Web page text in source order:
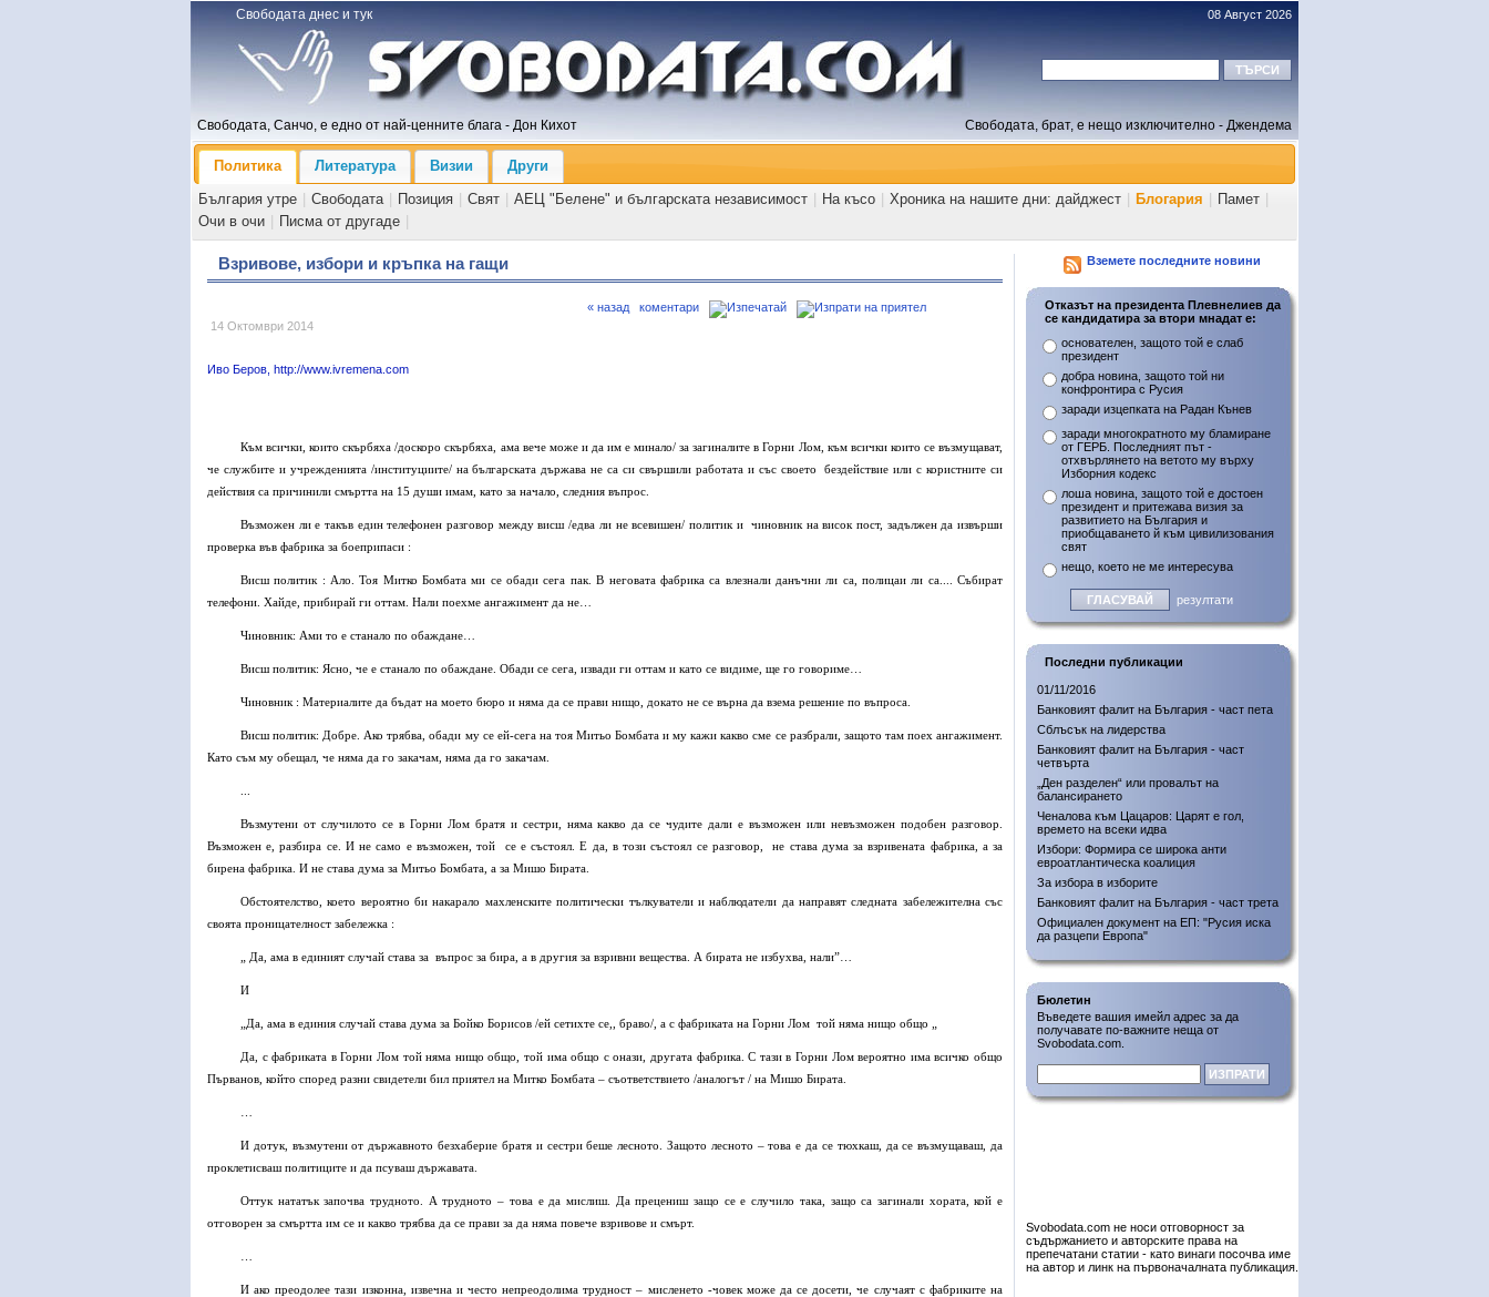
Свободата днес и тук 08 Август 2026
Свободата, Санчо, е едно от най-ценните блага - Дон Кихот Свободата, брат, е нещо изключително - Джендема
Политика Литература Визии
Други
България утре
Свободата Позиция Свят АЕЦ "Белене" и българската независимост На късо Хроника на нашите дни: дайджест Блогария Памет
Очи в очи
Писма от другаде
Взривове, избори и кръпка на гащи
14 Октомври 2014
« назад коментари
Иво Беров, http://www.ivremena.com
Към всички, които скърбяха /доскоро скърбяха, ама вече може и да им е минало/ за загиналите в Горни Лом, към всички които се възмущават,
че службите и учрежденията /институциите/ на българската държава не са си свършили работата и със своето бездействие или с користните си
действия са причинили смъртта на 15 души имам, като за начало, следния въпрос.
Възможен ли е такъв един телефонен разговор между висш /едва ли не всевишен/ политик и чиновник на висок пост, задължен да извърши
проверка във фабрика за боеприпаси :
Висш политик : Ало. Тоя Митко Бомбата ми се обади сега пак. В неговата фабрика са влезнали данъчни ли са, полицаи ли са.... Събират
телефони. Хайде, прибирай ги оттам. Нали поехме ангажимент да не…
Чиновник: Ами то е станало по обаждане…
Висш политик: Ясно, че е станало по обаждане. Обади се сега, извади ги оттам и като се видиме, ще го говориме…
Чиновник : Материалите да бъдат на моето бюро и няма да се прави нищо, докато не се върна да взема решение по въпроса.
Висш политик: Добре. Ако трябва, обади му се ей-сега на тоя Митьо Бомбата и му кажи какво сме се разбрали, защото там поех ангажимент.
Като съм му обещал, че няма да го закачам, няма да го закачам.
Възмутени от случилото се в Горни Лом братя и сестри, няма какво да се чудите дали е възможен или невъзможен подобен разговор.
Възможен е, разбира се. И не само е възможен, той се е състоял. E да, в този състоял се разговор, не става дума за взривената фабрика, а за
бирена фабрика. И не става дума за Митьо Бомбата, а за Мишо Бирата.
Обстоятелство, което вероятно би накарало махленските политически тълкуватели и наблюдатели да направят следната забележителна със
своята проницателност забележка :
„ Да, ама в единият случай става за въпрос за бира, а в другия за взривни вещества. А бирата не избухва, нали”…
И
„Да, ама в единия случай става дума за Бойко Борисов /ей сетихте се,, браво/, а с фабриката на Горни Лом той няма нищо общо „
Да, с фабриката в Горни Лом той няма нищо общо, той има общо с онази, другата фабрика. С тази в Горни Лом вероятно има всичко общо
Първанов, който според разни свидетели бил приятел на Митко Бомбата – съответствието /аналогът / на Мишо Бирата.
И дотук, възмутени от държавното безхаберие братя и сестри беше лесното. Защото лесното – това е да се тюхкаш, да се възмущаваш, да
проклетисваш политиците и да псуваш държавата.
Оттук нататък започва трудното. А трудното – това е да мислиш. Да прецениш защо се е случило така, защо са загинали хората, кой е
отговорен за смъртта им се и какво трябва да се прави за да няма повече взривове и смърт.
И ако преодолее тази изконна, извечна и често непреодолима трудност – мисленето -човек може да се досети, че случаят с фабриките на
Вземете последните новини
Отказът на президента Плевнелиев да
се кандидатира за втори мнадат е:
основателен, защото той е слаб
президент
добра новина, защото той ни
конфронтира с Русия
заради изцепката на Радан Кънев
заради многократното му бламиране
от ГЕРБ. Последният път -
отхвърлянето на ветото му върху
Изборния кодекс
лоша новина, защото той е достоен
президент и притежава визия за
развитието на България и
приобщаването й към цивилизования
свят
нещо, което не ме интересува
резултати
Последни публикации
01/11/2016
Банковият фалит на България - част пета
Сблъсък на лидерства
Банковият фалит на България - част
четвърта
„Ден разделен“ или провалът на
балансирането
Ченалова към Цацаров: Царят е гол,
времето на всеки идва
Избори: Формира се широка анти
евроатлантическа коалиция
За избора в изборите
Банковият фалит на България - част трета
Официален документ на ЕП: "Русия иска
да разцепи Европа"
Бюлетин
Въведете вашия имейл адрес за да
получавате по-важните неща от
Svobodata.com.
Svobodata.com не носи отговорност за
съдържанието и авторските права на
препечатани статии - като винаги посочва име
на автор и линк на първоначалната публикация.